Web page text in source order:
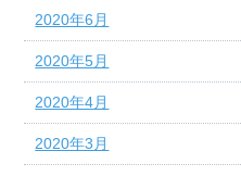
2020年6月
2020年5月
2020年4月
2020年3月